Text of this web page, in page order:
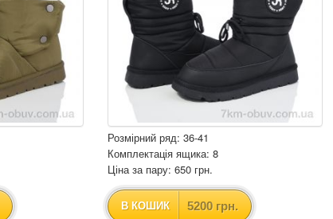
Розмірний ряд: 36-41
Комплектація ящика: 8
Ціна за пару: 650 грн.
В КОШИК 5200 грн.